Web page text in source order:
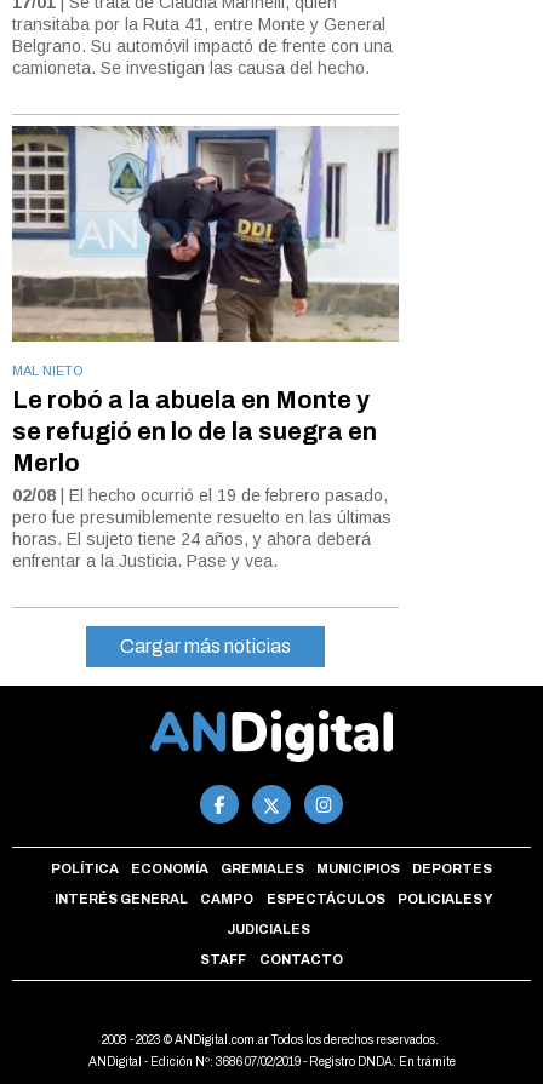
transitaba por la Ruta 41, entre Monte y General
Belgrano. Su automóvil impactó de frente con una
camioneta. Se investigan las causa del hecho.
MAL NIETO
Le robó a la abuela en Monte y
se refugió en lo de la suegra en
Merlo
02/08 | El hecho ocurrió el 19 de febrero pasado,
pero fue presumiblemente resuelto en las últimas
horas. El sujeto tiene 24 años, y ahora deberá
enfrentar a la Justicia. Pase y vea.
Cargar más noticias
POLÍTICA ECONOMÍA GREMIALES MUNICIPIOS DEPORTES
INTERÉS GENERAL CAMPO ESPECTÁCULOS POLICIALES Y
JUDICIALES
STAFF CONTACTO
2008 - 2023 © ANDigital.com.ar Todos los derechos reservados.
ANDigital - Edición Nº: 3686 07/02/2019 - Registro DNDA: En trámite